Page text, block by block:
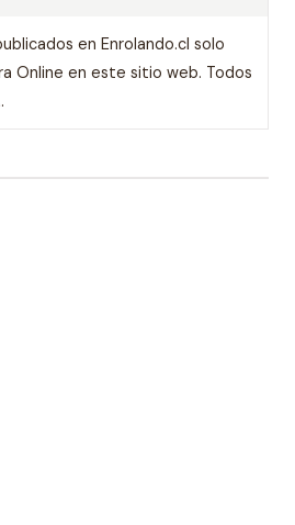
en Enrolando.cl solo
Online en este sitio web. Todos